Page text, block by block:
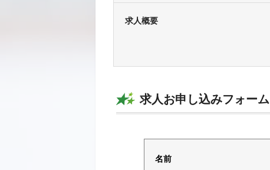
求人概要
求人お申し込みフォーム
名前